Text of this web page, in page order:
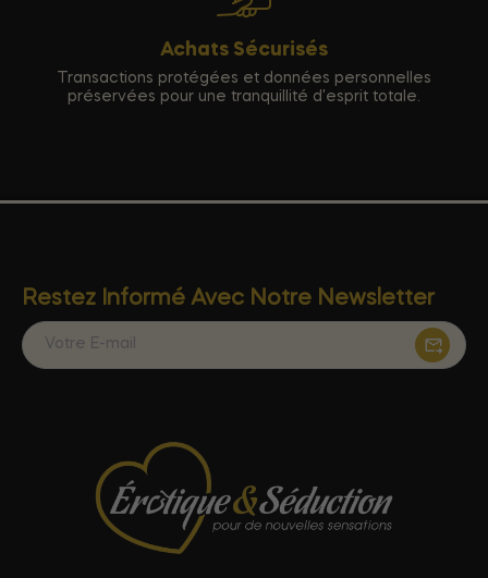
Achats Sécurisés
Transactions protégées et données personnelles
préservées pour une tranquillité d'esprit totale.
Restez Informé Avec Notre Newsletter